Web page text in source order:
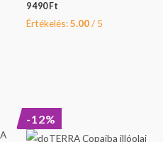
9 490 Ft
Értékelés:5.00/ 5
-12%
was:
is: